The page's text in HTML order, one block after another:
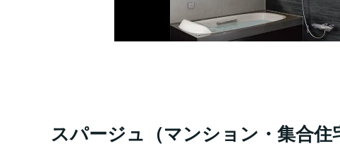
スパージュ（マンション・集合住